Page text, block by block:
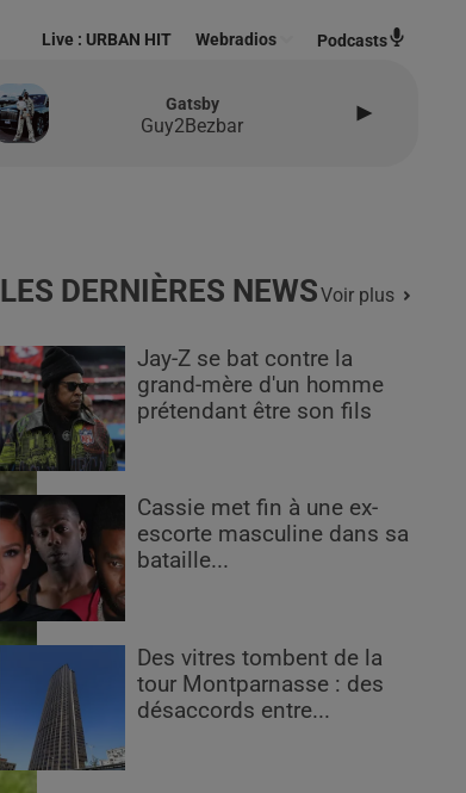
Live : URBAN HIT Webradios Podcasts
Gatsby
Guy2Bezbar
LES DERNIÈRES NEWSVoir plus
Jay-Z se bat contre la
grand-mère d'un homme
prétendant être son fils
Cassie met fin à une ex-
escorte masculine dans sa
bataille...
Des vitres tombent de la
tour Montparnasse : des
désaccords entre...